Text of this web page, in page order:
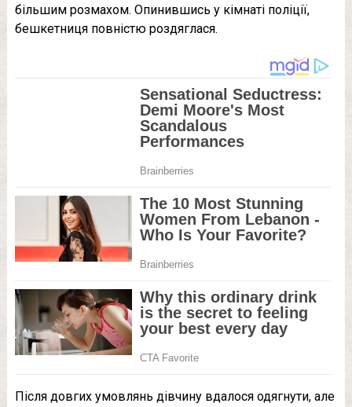
більшим розмахом. Опинившись у кімнаті поліції,
бешкетниця повністю роздяглася.
Після довгих умовлянь дівчину вдалося одягнути, але